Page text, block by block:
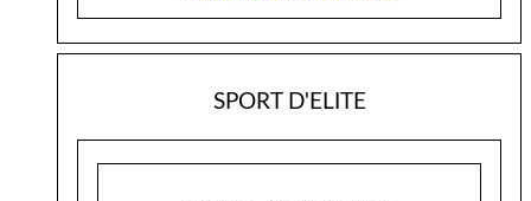
SPORT D'ELITE